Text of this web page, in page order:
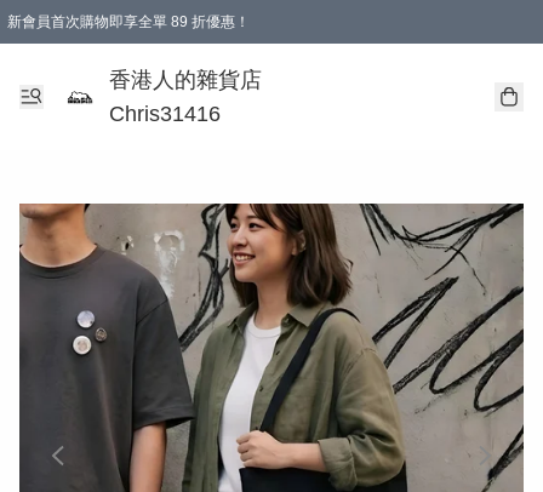
新會員首次購物即享全單 89 折優惠！
購物滿 HKD 499.00即享免運費優惠！（適用於 本地送貨、本地取貨 )
【滿 $300 專屬驚喜：無聲信物（最後一批）】
香港人的雜貨店
Chris31416